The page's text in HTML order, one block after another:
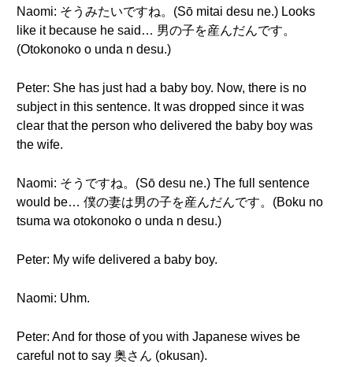
Naomi: そうみたいですね。(Sō mitai desu ne.) Looks
like it because he said… 男の子を産んだんです。
(Otokonoko o unda n desu.)
Peter: She has just had a baby boy. Now, there is no
subject in this sentence. It was dropped since it was
clear that the person who delivered the baby boy was
the wife.
Naomi: そうですね。(Sō desu ne.) The full sentence
would be… 僕の妻は男の子を産んだんです。(Boku no
tsuma wa otokonoko o unda n desu.)
Peter: My wife delivered a baby boy.
Naomi: Uhm.
Peter: And for those of you with Japanese wives be
careful not to say 奥さん (okusan).